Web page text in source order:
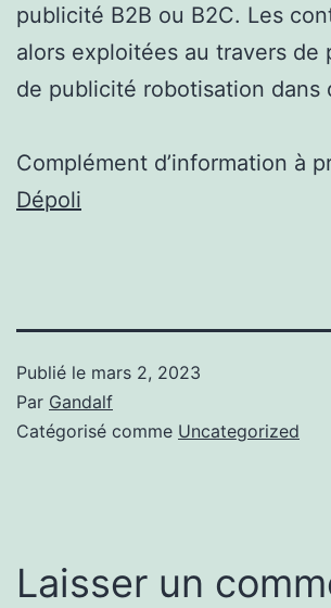
publicité B2B ou B2C. Les
alors exploitées au travers de
de publicité robotisation dans
Complément d’information à
Dépoli
Publié le mars 2, 2023
Par Gandalf
Catégorisé comme Uncategorized
Laisser un